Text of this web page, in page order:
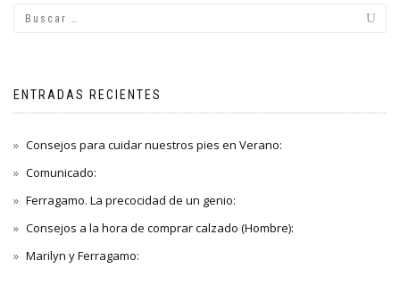
ENTRADAS RECIENTES
Consejos para cuidar nuestros pies en Verano:
Comunicado:
Ferragamo. La precocidad de un genio:
Consejos a la hora de comprar calzado (Hombre):
Marilyn y Ferragamo: